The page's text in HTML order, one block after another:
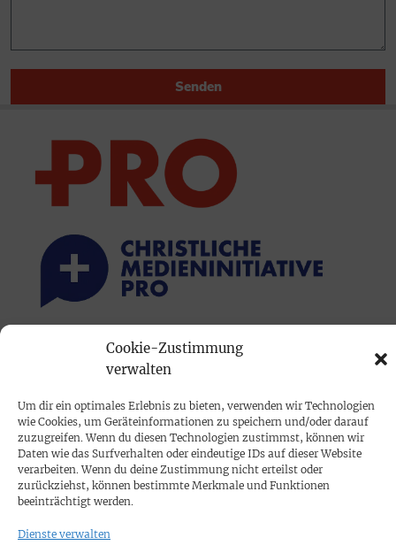
Cookie-Zustimmung
verwalten
Um dir ein optimales Erlebnis zu bieten, verwenden wir Technologien
wie Cookies, um Geräteinformationen zu speichern und/oder darauf
zuzugreifen. Wenn du diesen Technologien zustimmst, können wir
Daten wie das Surfverhalten oder eindeutige IDs auf dieser Website
verarbeiten. Wenn du deine Zustimmung nicht erteilst oder
zurückziehst, können bestimmte Merkmale und Funktionen
beeinträchtigt werden.
Dienste verwalten
Senden
PRINTAUSGABE
PROKOMPAKT
Impressum
SPENDEN
Datenschutz